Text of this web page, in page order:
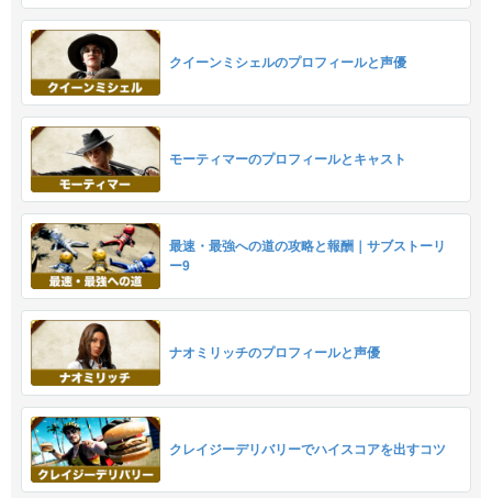
クイーンミシェルのプロフィールと声優
モーティマーのプロフィールとキャスト
最速・最強への道の攻略と報酬｜サブストーリ
ー9
ナオミリッチのプロフィールと声優
クレイジーデリバリーでハイスコアを出すコツ